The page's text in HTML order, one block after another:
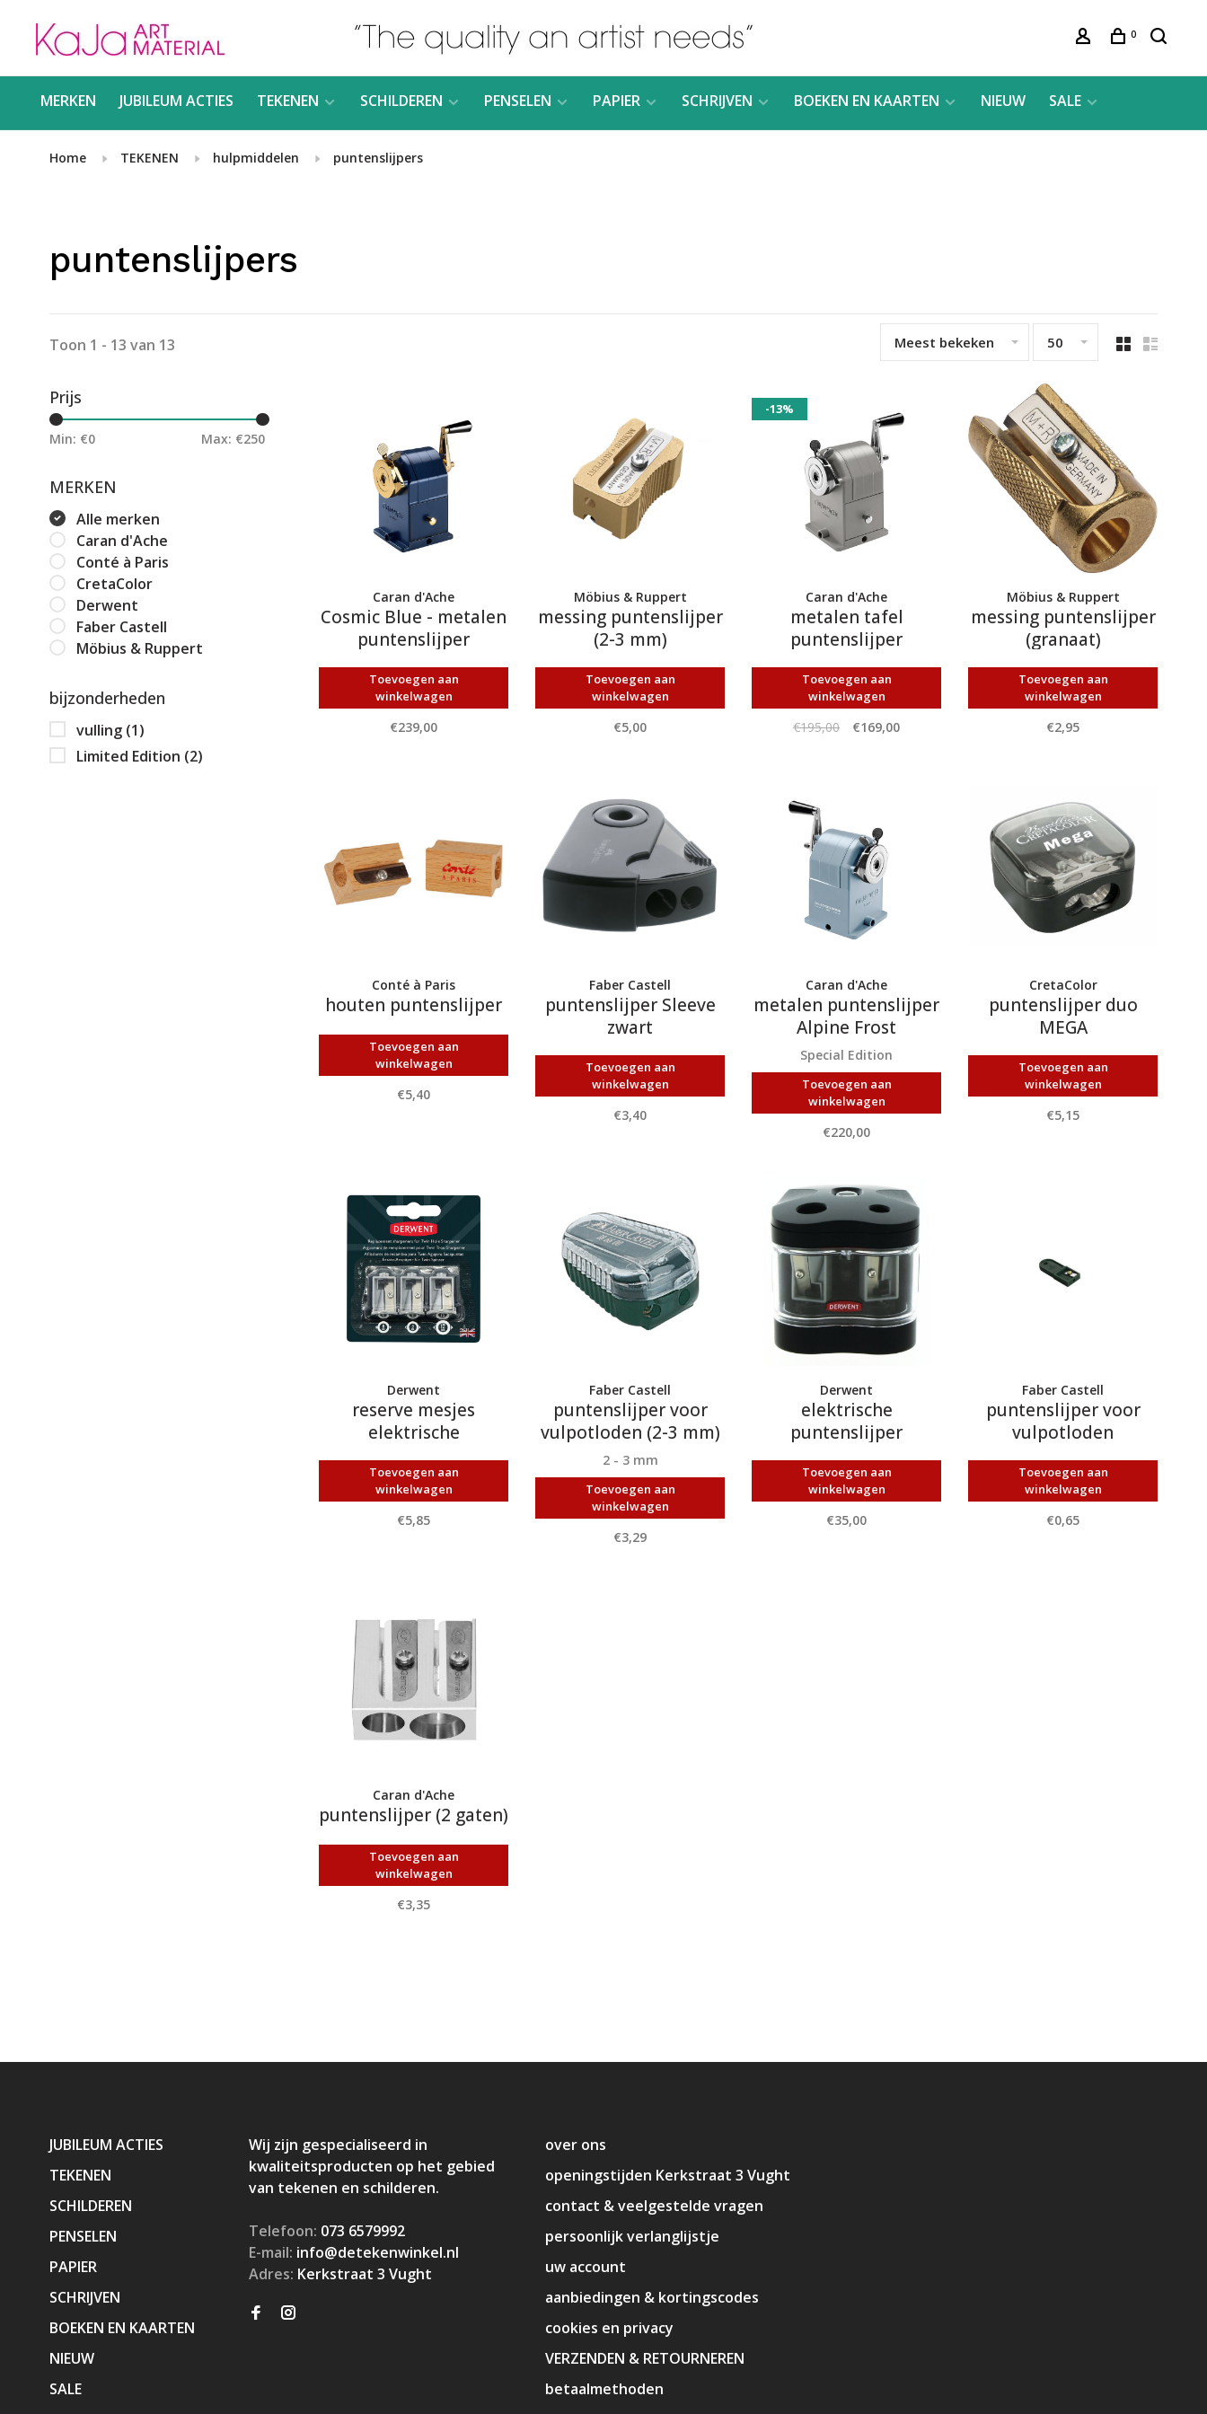
0
MERKEN JUBILEUM ACTIES TEKENEN SCHILDEREN PENSELEN PAPIER SCHRIJVEN BOEKEN EN KAARTEN NIEUW SALE
Home TEKENEN hulpmiddelen puntenslijpers
puntenslijpers
Toon 1 - 13 van 13 Meest bekeken 50
Prijs
Min: €0 Max: €250
MERKEN
Alle merken
Caran d'Ache
Conté à Paris
CretaColor
Derwent
Faber Castell
Möbius & Ruppert
bijzonderheden
vulling (1)
Limited Edition (2)
Caran d'Ache
Cosmic Blue - metalen
puntenslijper
Toevoegen aan
winkelwagen
€239,00
Möbius & Ruppert
messing puntenslijper
(2-3 mm)
Toevoegen aan
winkelwagen
€5,00
-13%
Caran d'Ache
metalen tafel
puntenslijper
Toevoegen aan
winkelwagen
€195,00 €169,00
Möbius & Ruppert
messing puntenslijper
(granaat)
Toevoegen aan
winkelwagen
€2,95
Conté à Paris
houten puntenslijper
Toevoegen aan
winkelwagen
€5,40
Faber Castell
puntenslijper Sleeve
zwart
Toevoegen aan
winkelwagen
€3,40
Caran d'Ache
metalen puntenslijper
Alpine Frost
Special Edition
Toevoegen aan
winkelwagen
€220,00
CretaColor
puntenslijper duo
MEGA
Toevoegen aan
winkelwagen
€5,15
Derwent
reserve mesjes
elektrische
puntenslijper
Toevoegen aan
winkelwagen
€5,85
Faber Castell
puntenslijper voor
vulpotloden (2-3 mm)
2 - 3 mm
Toevoegen aan
winkelwagen
€3,29
Derwent
elektrische
puntenslijper
Toevoegen aan
winkelwagen
€35,00
Faber Castell
puntenslijper voor
vulpotloden
Toevoegen aan
winkelwagen
€0,65
Caran d'Ache
puntenslijper (2 gaten)
Toevoegen aan
winkelwagen
€3,35
JUBILEUM ACTIES
TEKENEN
SCHILDEREN
PENSELEN
PAPIER
SCHRIJVEN
BOEKEN EN KAARTEN
NIEUW
SALE
Wij zijn gespecialiseerd in
kwaliteitsproducten op het gebied
van tekenen en schilderen.
Telefoon: 073 6579992
E-mail: info@detekenwinkel.nl
Adres: Kerkstraat 3 Vught
over ons
openingstijden Kerkstraat 3 Vught
contact & veelgestelde vragen
persoonlijk verlanglijstje
uw account
aanbiedingen & kortingscodes
cookies en privacy
VERZENDEN & RETOURNEREN
betaalmethoden